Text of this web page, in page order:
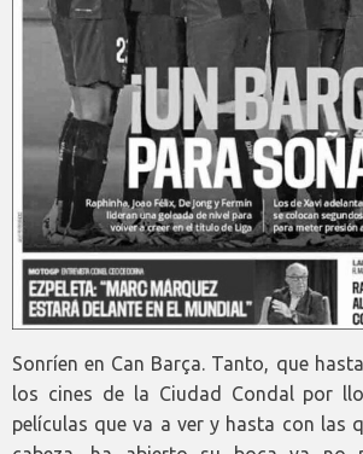
Sonríen en Can Barça. Tanto, que
los cines de la Ciudad Condal por
películas que va a ver y hasta con las